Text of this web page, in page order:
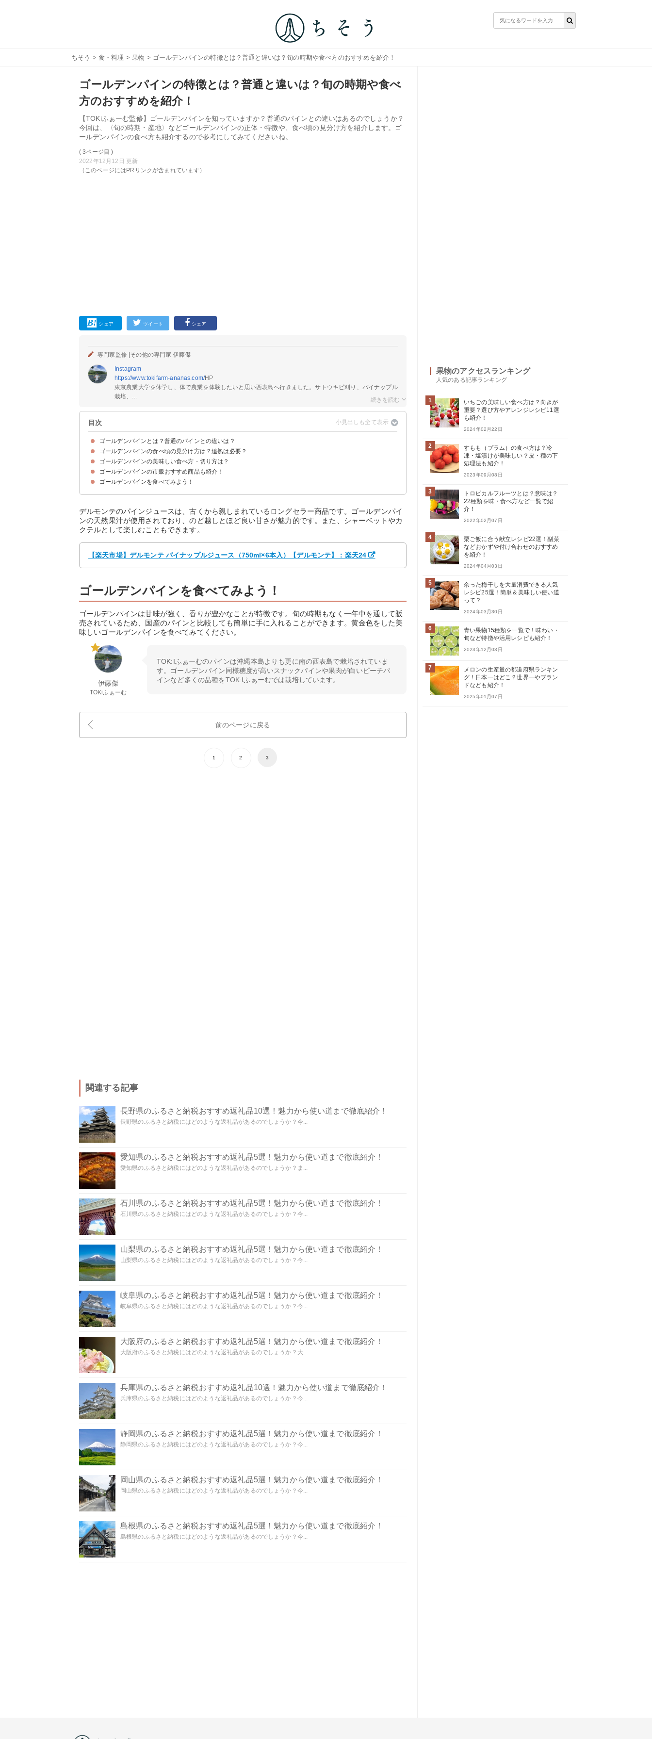
ちそう > 食・料理 >果物 > ゴールデンパインの特徴とは？普通と違いは？旬の時期や食べ方のおすすめを紹介！
ゴールデンパインの特徴とは？普通と違いは？旬の時期や食べ
方のおすすめを紹介！
【TOKiふぁーむ監修】ゴールデンパインを知っていますか？普通のパインとの違いはあるのでしょうか？
今回は、〈旬の時期・産地〉などゴールデンパインの正体・特徴や、食べ頃の見分け方を紹介します。ゴ
ールデンパインの食べ方も紹介するので参考にしてみてくださいね。
( 3ページ目 )
2022年12月12日 更新
（このページにはPRリンクが含まれています）
シェア ツイート シェア
専門家監修 | その他の専門家 伊藤傑
Instagram
https://www.tokifarm-ananas.com/HP
東京農業大学を休学し、体で農業を体験したいと思い西表島へ行きました。サトウキビ刈り、パイナップル
栽培、...
目次
ゴールデンパインとは？普通のパインとの違いは？
ゴールデンパインは普通のパインより高い糖度が特徴の品種
ゴールデンパインの旬の時期・産地
ゴールデンパインの食べ頃の見分け方は？追熟は必要？
ゴールデンパインは追熟しない果物
ゴールデンパインの美味しい個体の見分け方
ゴールデンパインの美味しい食べ方・切り方は？
①パインの飾り切り
②パインのハワイアンカット
③パインの螺旋切り
ゴールデンパインの市販おすすめ商品も紹介！
①ゴールデンパインのクラフトビール
②ドライパイン
③パインジュース
ゴールデンパインを食べてみよう！
デルモンテのパインジュースは、古くから親しまれているロングセラー商品です。ゴールデンパイ
ンの天然果汁が使用されており、のど越しとほど良い甘さが魅力的です。また、シャーベットやカ
クテルとして楽しむこともできます。
【楽天市場】デルモンテ パイナップルジュース（750ml×6本入）【デルモンテ】：楽天24
ゴールデンパインを食べてみよう！
ゴールデンパインは甘味が強く、香りが豊かなことが特徴です。旬の時期もなく一年中を通して販
売されているため、国産のパインと比較しても簡単に手に入れることができます。黄金色をした美
味しいゴールデンパインを食べてみてください。
伊藤傑
TOKiふぁーむ
TOK:Iふぁーむのパインは沖縄本島よりも更に南の西表島で栽培されていま
す。ゴールデンパイン同様糖度が高いスナックパインや果肉が白いピーチパ
インなど多くの品種をTOK:Iふぁーむでは栽培しています。
前のページに戻る
1 2 3
関連する記事
長野県のふるさと納税おすすめ返礼品10選！魅力から使い道まで徹底紹介！
長野県のふるさと納税にはどのような返礼品があるのでしょうか？今...
愛知県のふるさと納税おすすめ返礼品5選！魅力から使い道まで徹底紹介！
愛知県のふるさと納税にはどのような返礼品があるのでしょうか？ま...
石川県のふるさと納税おすすめ返礼品5選！魅力から使い道まで徹底紹介！
石川県のふるさと納税にはどのような返礼品があるのでしょうか？今...
山梨県のふるさと納税おすすめ返礼品5選！魅力から使い道まで徹底紹介！
山梨県のふるさと納税にはどのような返礼品があるのでしょうか？今...
岐阜県のふるさと納税おすすめ返礼品5選！魅力から使い道まで徹底紹介！
岐阜県のふるさと納税にはどのような返礼品があるのでしょうか？今...
大阪府のふるさと納税おすすめ返礼品5選！魅力から使い道まで徹底紹介！
大阪府のふるさと納税にはどのような返礼品があるのでしょうか？大...
兵庫県のふるさと納税おすすめ返礼品10選！魅力から使い道まで徹底紹介！
兵庫県のふるさと納税にはどのような返礼品があるのでしょうか？今...
静岡県のふるさと納税おすすめ返礼品5選！魅力から使い道まで徹底紹介！
静岡県のふるさと納税にはどのような返礼品があるのでしょうか？今...
岡山県のふるさと納税おすすめ返礼品5選！魅力から使い道まで徹底紹介！
岡山県のふるさと納税にはどのような返礼品があるのでしょうか？今...
島根県のふるさと納税おすすめ返礼品5選！魅力から使い道まで徹底紹介！
島根県のふるさと納税にはどのような返礼品があるのでしょうか？今...
果物のアクセスランキング
人気のある記事ランキング
1
いちごの美味しい食べ方は？向きが
重要？選び方やアレンジレシピ11選
も紹介！
2024年02月22日
2
すもも（プラム）の食べ方は？冷
凍・塩漬けが美味しい？皮・種の下
処理法も紹介！
2023年09月08日
3
トロピカルフルーツとは？意味は？
22種類を味・食べ方など一覧で紹
介！
2022年02月07日
4
栗ご飯に合う献立レシピ22選！副菜
などおかずや付け合わせのおすすめ
を紹介！
2024年04月03日
5
余った梅干しを大量消費できる人気
レシピ25選！簡単＆美味しい使い道
って？
2024年03月30日
6
青い果物15種類を一覧で！味わい・
旬など特徴や活用レシピも紹介！
2023年12月03日
7
メロンの生産量の都道府県ランキン
グ！日本一はどこ？世界一やブラン
ドなども紹介！
2025年01月07日